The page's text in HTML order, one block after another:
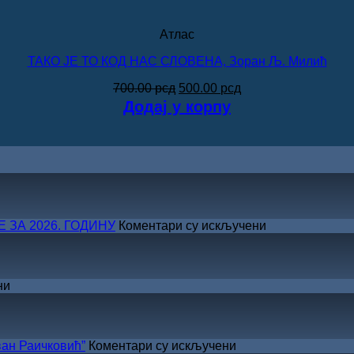
Атлас
ТАКО ЈЕ ТО КОД НАС СЛОВЕНА, Зоран Љ. Милић
700.00рсд Оригинална
цена
је
700.00 рсд.
500.00 рсд
Додај у корпу
2026. ГОДИНУ Коментари су искључени
ЖИЧКЕ
ХРИСОВУЉЕ
ГОДИНУ
Раичковић” Коментари су искључени